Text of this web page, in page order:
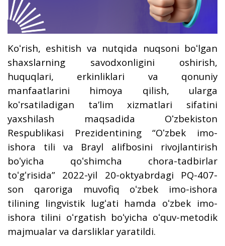
Koʻrish, eshitish va nutqida nuqsoni boʻlgan
shaxslarning savodxonligini oshirish,
huquqlari, erkinliklari va qonuniy
manfaatlarini himoya qilish, ularga
koʻrsatiladigan taʼlim xizmatlari sifatini
yaxshilash maqsadida Oʻzbekiston
Respublikasi Prezidentining “Oʻzbek imo-
ishora tili va Brayl alifbosini rivojlantirish
boʻyicha qoʻshimcha chora-tadbirlar
toʻgʻrisida” 2022-yil 20-oktyabrdagi PQ-407-
son qaroriga muvofiq oʻzbek imo-ishora
tilining lingvistik lugʻati hamda oʻzbek imo-
ishora tilini oʻrgatish boʻyicha oʻquv-metodik
majmualar va darsliklar yaratildi.